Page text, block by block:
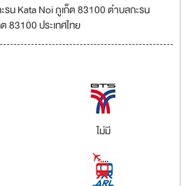
รน Kata Noi ภูเก็ต 83100 ตำบลกะรน
83100 ประเทศไทย
ไม่มี